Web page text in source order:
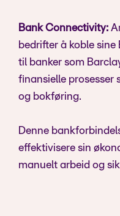
Bank Connectivity:
bedrifter å koble sine
til banker som
finansielle prosesser
og bokføring.
Denne
effektivisere sin
manuelt arbeid og